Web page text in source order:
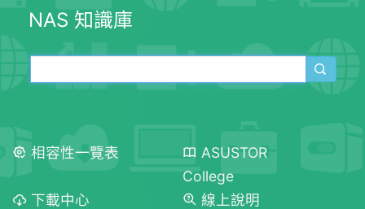
NAS 知識庫
相容性一覽表
ASUSTOR
College
下載中心
線上說明